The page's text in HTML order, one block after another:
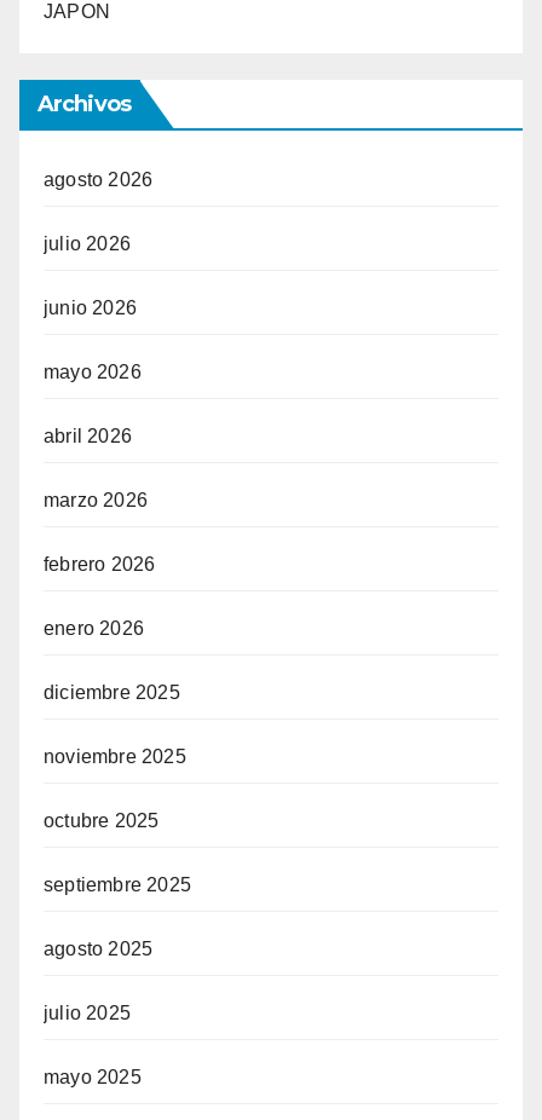
JAPON
Archivos
agosto 2026
julio 2026
junio 2026
mayo 2026
abril 2026
marzo 2026
febrero 2026
enero 2026
diciembre 2025
noviembre 2025
octubre 2025
septiembre 2025
agosto 2025
julio 2025
mayo 2025